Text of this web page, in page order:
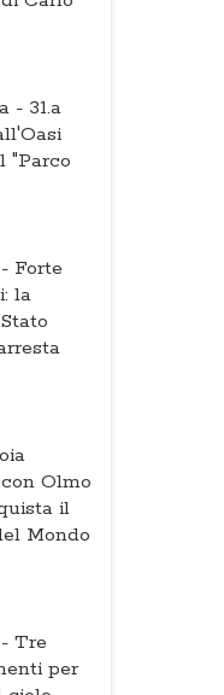
- 31.a
"Parco
Forte
la
Olmo
il
Mondo
Tre
per